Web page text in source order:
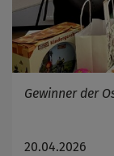
Gewinner der
20.04.2026